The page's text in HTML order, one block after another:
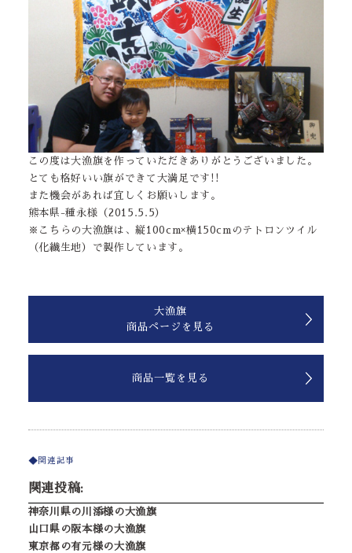
この度は大漁旗を作っていただきありがとうございました。
とても格好いい旗ができて大満足です!!
また機会があれば宜しくお願いします。
熊本県-種永様（2015.5.5）
※こちらの大漁旗は、縦100cm×横150cmのテトロンツイル
（化繊生地）で製作しています。
商品一覧を見る
大漁旗
商品ページを見る
関連記事
関連投稿:
神奈川県の川添様の大漁旗
山口県の阪本様の大漁旗
東京都の有元様の大漁旗